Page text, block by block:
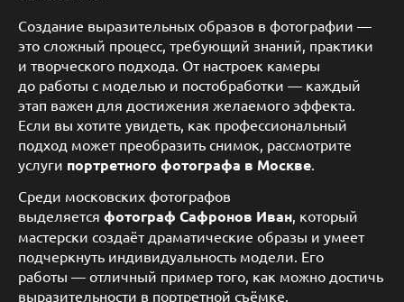
Создание выразительных образов в фотографии —
это сложный процесс, требующий знаний, практики
и творческого подхода. От настроек камеры
до работы с моделью и постобработки — каждый
этап важен для достижения желаемого эффекта.
Если вы хотите увидеть, как профессиональный
подход может преобразить снимок, рассмотрите
услуги портретного фотографа в Москве.
Среди московских фотографов
выделяется фотограф Сафронов Иван, который
мастерски создаёт драматические образы и умеет
подчеркнуть индивидуальность модели. Его
работы — отличный пример того, как можно достичь
выразительности в портретной съёмке.